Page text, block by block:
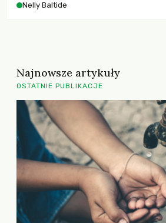
Nelly Baltide
Najnowsze artykuły
OSTATNIE PUBLIKACJE